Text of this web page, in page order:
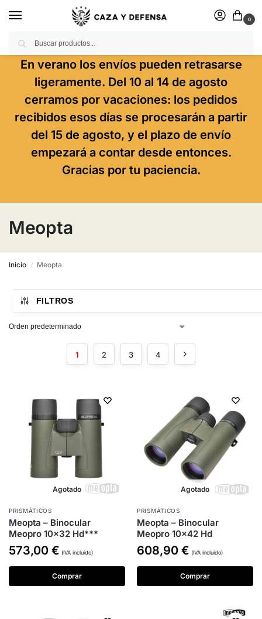
0
En verano los envíos pueden retrasarse
ligeramente. Del 10 al 14 de agosto
cerramos por vacaciones: los pedidos
recibidos esos días se procesarán a partir
del 15 de agosto, y el plazo de envío
empezará a contar desde entonces.
Gracias por tu paciencia.
Meopta
Inicio / Meopta
FILTROS
1 2 3 4
Agotado
PRISMÁTICOS
Meopta – Binocular
Meopro 10×32 Hd***
573,00 € (IVA incluido)
Comprar
Agotado
PRISMÁTICOS
Meopta – Binocular
Meopro 10×42 Hd
608,90 € (IVA incluido)
Comprar